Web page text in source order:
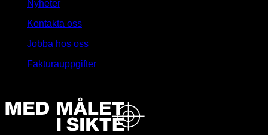
Nyheter
Kontakta oss
Jobba hos oss
Fakturauppgifter